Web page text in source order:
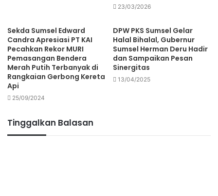
23/03/2026
Sekda Sumsel Edward
Candra Apresiasi PT KAI
Pecahkan Rekor MURI
Pemasangan Bendera
Merah Putih Terbanyak di
Rangkaian Gerbong Kereta
Api
25/09/2024
DPW PKS Sumsel Gelar
Halal Bihalal, Gubernur
Sumsel Herman Deru Hadir
dan Sampaikan Pesan
Sinergitas
13/04/2025
Tinggalkan Balasan